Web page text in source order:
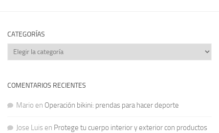
CATEGORÍAS
Categorías
COMENTARIOS RECIENTES
Mario en Operación bikini: prendas para hacer deporte
Jose Luis en Protege tu cuerpo interior y exterior con productos